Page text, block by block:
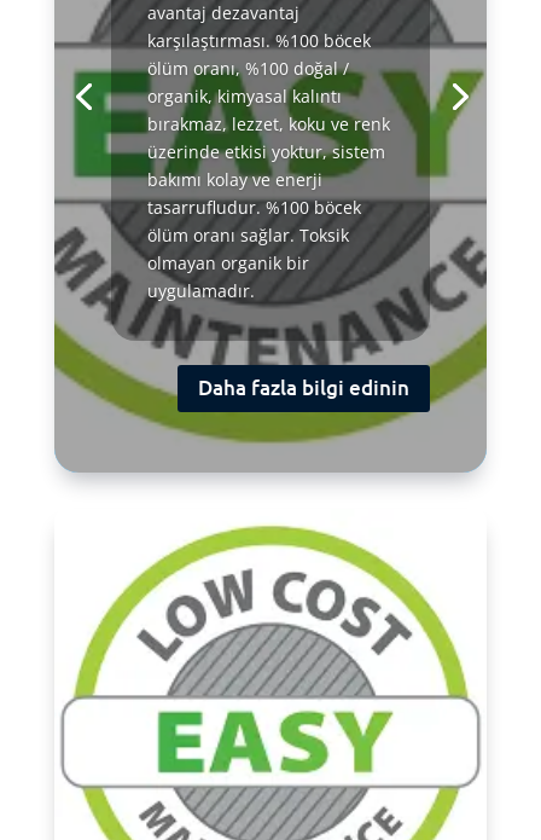
avantaj dezavantaj
karşılaştırması. %100 böcek
ölüm oranı, %100 doğal /
organik, kimyasal kalıntı
bırakmaz, lezzet, koku ve renk
üzerinde etkisi yoktur, sistem
bakımı kolay ve enerji
tasarrufludur. %100 böcek
ölüm oranı sağlar. Toksik
olmayan organik bir
uygulamadır.
Daha fazla bilgi edinin